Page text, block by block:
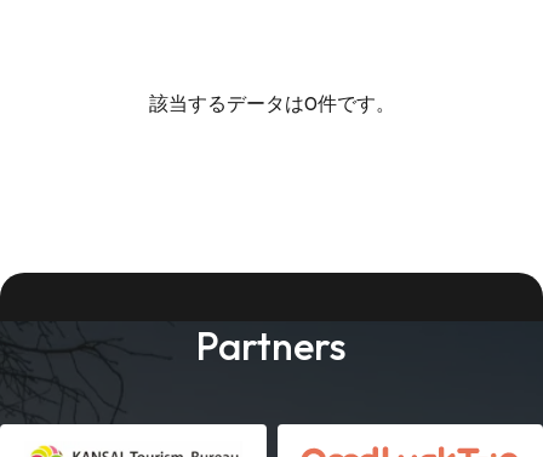
該当するデータは0件です。
Partners